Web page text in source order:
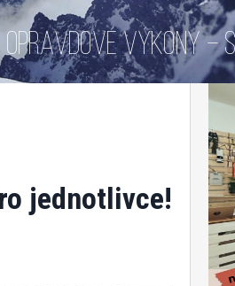
OPRAVDOVÉ VÝKONY –
jednotlivce!